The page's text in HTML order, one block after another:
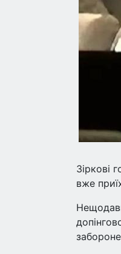
Зіркові
вже